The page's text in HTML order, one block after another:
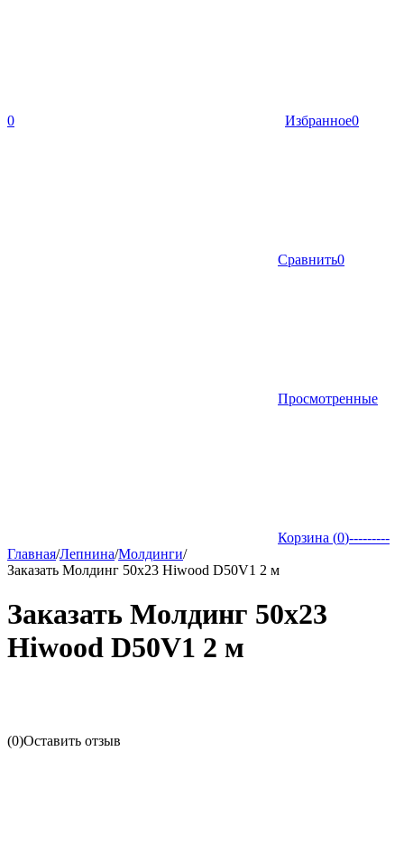
0 Избранное0
Сравнить0
Просмотренные
Корзина (0)---------
Главная/Лепнина/Молдинги/
Заказать Молдинг 50х23 Hiwood D50V1 2 м
Заказать Молдинг 50х23
Hiwood D50V1 2 м
(0)Оставить отзыв